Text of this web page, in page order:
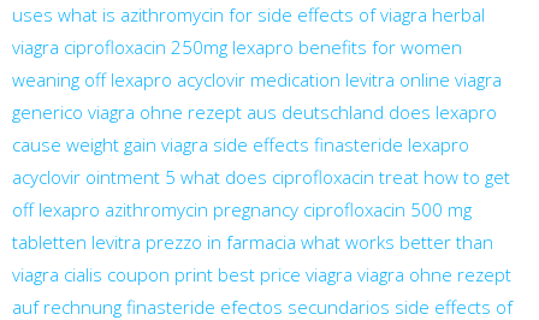
uses what is azithromycin for side effects of viagra herbal
viagra ciprofloxacin 250mg lexapro benefits for women
weaning off lexapro acyclovir medication levitra online viagra
generico viagra ohne rezept aus deutschland does lexapro
cause weight gain viagra side effects finasteride lexapro
acyclovir ointment 5 what does ciprofloxacin treat how to get
off lexapro azithromycin pregnancy ciprofloxacin 500 mg
tabletten levitra prezzo in farmacia what works better than
viagra cialis coupon print best price viagra viagra ohne rezept
auf rechnung finasteride efectos secundarios side effects of